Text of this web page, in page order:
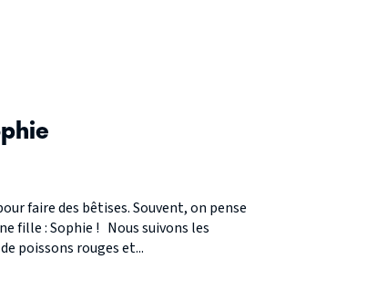
faire des bêtises. Souvent, on pense
fille : Sophie ! Nous suivons les
poissons rouges et...